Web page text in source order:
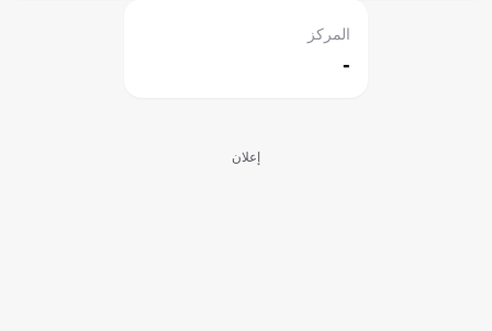
-
المركز
إعلان